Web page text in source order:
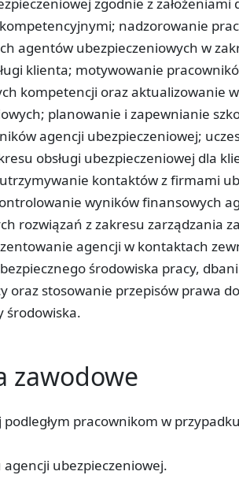
nadzorowanie
agentów ubezpieczeniowych w
klienta; motywowanie
kompetencji oraz aktualizowanie
planowanie i zapewnianie
agencji ubezpieczeniowej;
obsługi ubezpieczeniowej dla
kontaktów z firmami
wyników finansowych
rozwiązań z zakresu zarządzania
agencji w kontaktach
środowiska pracy,
oraz stosowanie przepisów prawa
środowiska.
zawodowe
pracownikom w
ubezpieczeniowej.